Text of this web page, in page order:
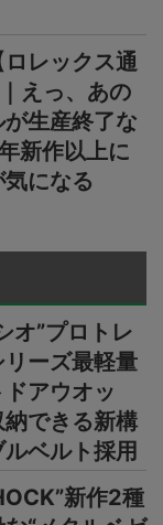
レックス通
えっ、あの
生産終了な
新作以上に
になる
オ”プロトレ
ーズ最軽量
アウオッ
できる新構
ベルト採用
新作2種